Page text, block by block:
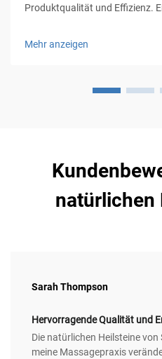
Produktqualität und Effizienz.
Mehr anzeigen
natürlichen
Sarah Thompson
Hervorragende Qualität und
Die natürlichen Heilsteine
meine Massagepraxis